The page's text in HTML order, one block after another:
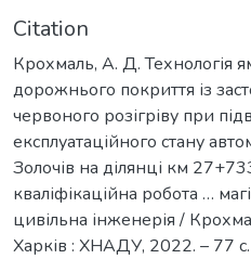
Citation
Крохмаль, А. Д. Технологія
дорожнього покриття із
червоного розігріву при
експлуатаційного стану
Золочів на ділянці км
кваліфікаційна робота …
цивільна інженерія /
Харків : ХНАДУ, 2022. – 77 с.